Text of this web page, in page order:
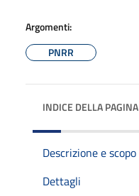
Argomenti:
PNRR
INDICE DELLA PAGINA
Descrizione e scopo
Dettagli